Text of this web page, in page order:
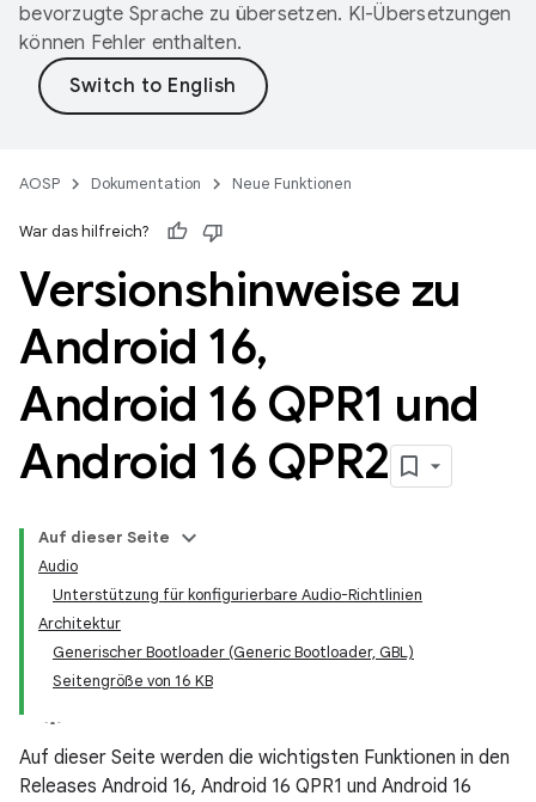
bevorzugte Sprache zu übersetzen. KI-Übersetzungen
können Fehler enthalten.
AOSP Dokumentation Neue Funktionen
War das hilfreich?
Versionshinweise zu
Android 16,
Android 16 QPR1 und
Android 16 QPR2
Auf dieser Seite
Audio
Unterstützung für konfigurierbare Audio-Richtlinien
Architektur
Generischer Bootloader (Generic Bootloader, GBL)
Seitengröße von 16 KB
Auf dieser Seite werden die wichtigsten Funktionen in den
Releases Android 16, Android 16 QPR1 und Android 16